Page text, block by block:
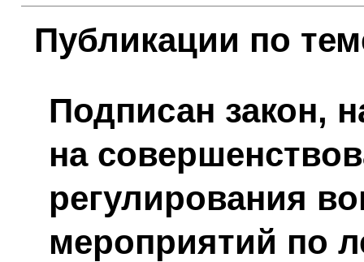
Публикации по
Подписан закон,
на
регулирования
мероприятий по